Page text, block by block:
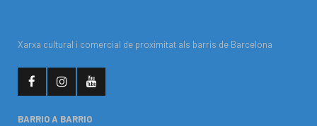
Xarxa cultural i comercial de proximitat als barris de Barcelona
BARRIO A BARRIO